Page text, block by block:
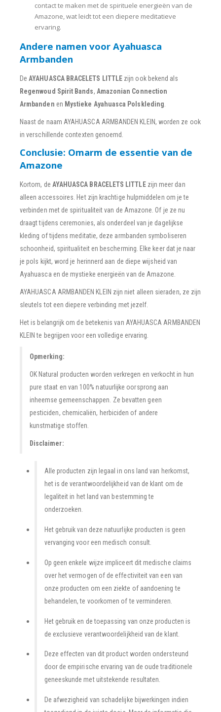
contact te maken met de spirituele energieën van de
Amazone, wat leidt tot een diepere meditatieve
ervaring.
Andere namen voor Ayahuasca
Armbanden
De AYAHUASCA BRACELETS LITTLE zijn ook bekend als
Regenwoud Spirit Bands, Amazonian Connection
Armbanden en Mystieke Ayahuasca Polskleding
Naast de naam AYAHUASCA ARMBANDEN KLEIN, worden ze ook
in verschillende contexten genoemd.
Conclusie: Omarm de essentie van de
Amazone
Kortom, de AYAHUASCA BRACELETS LITTLEzijn meer dan
alleen accessoires. Het zijn krachtige hulpmiddelen om je te
verbinden met de spiritualiteit van de Amazone. Of je ze nu
draagt tijdens ceremonies, als onderdeel van je dagelijkse
kleding of tijdens meditatie, deze armbanden symboliseren
schoonheid, spiritualiteit en bescherming. Elke keer dat je naar
je pols kijkt, word je herinnerd aan de diepe wijsheid van
Ayahuasca en de mystieke energieën van de Amazone.
AYAHUASCA ARMBANDEN KLEIN zijn niet alleen sieraden, ze zijn
sleutels tot een diepere verbinding met jezelf.
Het is belangrijk om de betekenis van AYAHUASCA ARMBANDEN
KLEIN te begrijpen voor een volledige ervaring.
Opmerking:
OK Natural producten worden verkregen en verkocht in hun
pure staat en van 100% natuurlijke oorsprong aan
inheemse gemeenschappen. Ze bevatten geen
pesticiden, chemicaliën, herbiciden of andere
kunstmatige stoffen.
Disclaimer:
Alle producten zijn legaal in ons land van herkomst,
het is de verantwoordelijkheid van de klant om de
legaliteit in het land van bestemming te
onderzoeken.
Het gebruik van deze natuurlijke producten is geen
vervanging voor een medisch consult.
Op geen enkele wijze impliceert dit medische claims
over het vermogen of de effectiviteit van een van
onze producten om een ziekte of aandoening te
behandelen, te voorkomen of te verminderen.
Het gebruik en de toepassing van onze producten is
de exclusieve verantwoordelijkheid van de klant.
Deze effecten van dit product worden ondersteund
door de empirische ervaring van de oude traditionele
geneeskunde met uitstekende resultaten.
De afwezigheid van schadelijke bijwerkingen indien